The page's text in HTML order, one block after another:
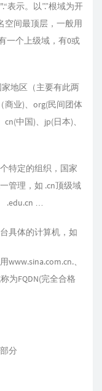
表示。以”.”根域为开
空间最顶层，一般用
一个上级域，有0或
地区（主要有此两
商业)、org(民间团体
中国)、jp(日本)、
特定的组织，国家
管理，如 .cn顶级域
.edu.cn …
具体的计算机，如
、
为FQDN(完全合格
分